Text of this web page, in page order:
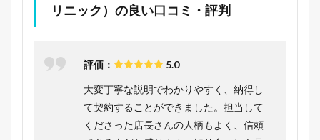
リニック）の良い口コミ・評判
評価： 5.0
大変丁寧な説明でわかりやすく、納得し
て契約することができました。担当して
くださった店長さんの人柄もよく、信頼